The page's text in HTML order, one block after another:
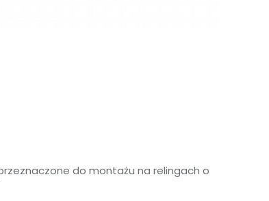
do montażu na relingach o